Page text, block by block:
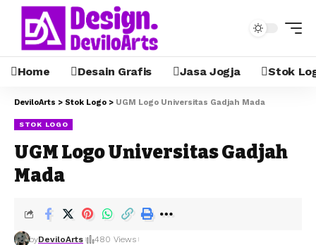
Home Desain Grafis Jasa Jogja Stok
DeviloArts > Stok Logo > UGM Logo Universitas Gadjah Mada
STOK LOGO
UGM Logo Universitas Gadjah
Mada
byDeviloArts 480 Views